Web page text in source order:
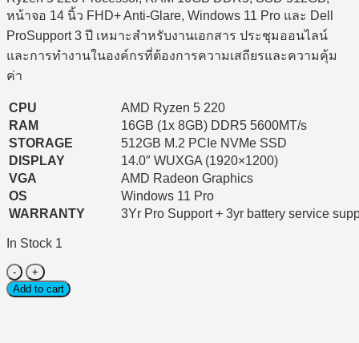
หน้าจอ 14 นิ้ว FHD+ Anti-Glare, Windows 11 Pro และ Dell
ProSupport 3 ปี เหมาะสำหรับงานเอกสาร ประชุมออนไลน์
และการทำงานในองค์กรที่ต้องการความเสถียรและความคุ้ม
ค่า
CPU
AMD Ryzen 5 220
RAM
16GB (1x 8GB) DDR5 5600MT/s
STORAGE
512GB M.2 PCIe NVMe SSD
DISPLAY
14.0″ WUXGA (1920×1200)
VGA
AMD Radeon Graphics
OS
Windows 11 Pro
WARRANTY
3Yr Pro Support + 3yr battery service
In Stock 1
Notebook
(โน้ตบุ๊ก
Add to cart